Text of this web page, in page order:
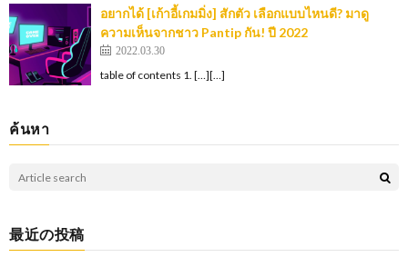
อยากได้ [เก้าอี้เกมมิ่ง] สักตัว เลือกแบบไหนดี? มาดู
ความเห็นจากชาว Pantip กัน! ปี 2022
2022.03.30
table of contents 1. […][…]
ค้นหา
最近の投稿